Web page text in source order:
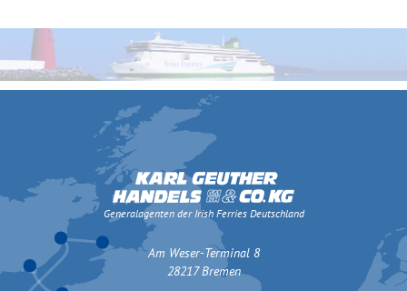
Generalagenten der Irish Ferries Deutschland
Am Weser-Terminal 8
28217 Bremen